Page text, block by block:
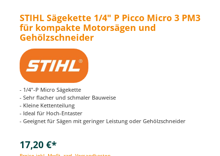
STIHL Sägekette 1/4" P Picco Micro 3 PM3
für kompakte Motorsägen und
Gehölzschneider
- 1/4"-P Micro Sägekette
- Sehr flacher und schmaler Bauweise
- Kleine Kettenteilung
- Ideal für Hoch-Entaster
- Geeignet für Sägen mit geringer Leistung oder Gehölzschneider
17,20 €*